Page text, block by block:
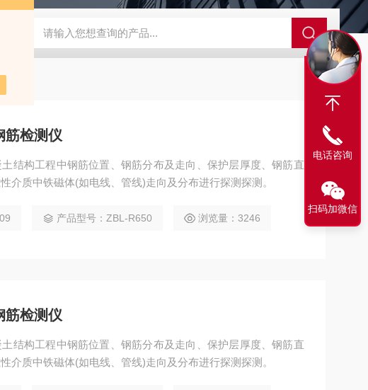
蒸发仪 SBD-100B SBD-100D成都漏氯报警仪 漏氯报警器 漏氯检测仪
筋检测仪
结构工程中钢筋位置、钢筋分布及走向、保护层厚度、钢筋直
介质中铁磁体(如电线、管线)走向及分布进行探测探测。
产品型号：ZBL-R650 浏览量：3246
筋检测仪
结构工程中钢筋位置、钢筋分布及走向、保护层厚度、钢筋直
介质中铁磁体(如电线、管线)走向及分布进行探测探测。
电话咨询
扫码加微信